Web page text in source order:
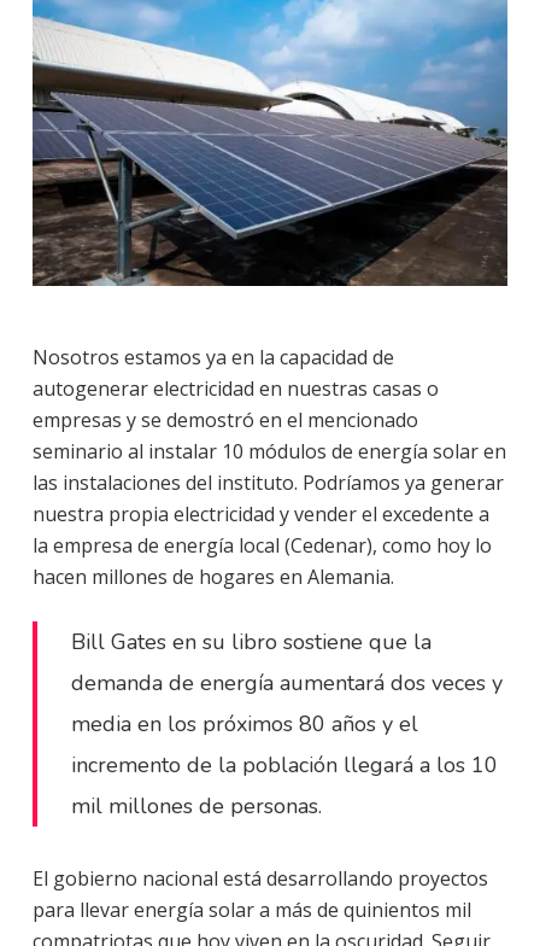
Nosotros estamos ya en la capacidad de
autogenerar electricidad en nuestras casas o
empresas y se demostró en el mencionado
seminario al instalar 10 módulos de energía solar en
las instalaciones del instituto. Podríamos ya generar
nuestra propia electricidad y vender el excedente a
la empresa de energía local (Cedenar), como hoy lo
hacen millones de hogares en Alemania.
Bill Gates en su libro sostiene que la
demanda de energía aumentará dos veces y
media en los próximos 80 años y el
incremento de la población llegará a los 10
mil millones de personas.
El gobierno nacional está desarrollando proyectos
para llevar energía solar a más de quinientos mil
compatriotas que hoy viven en la oscuridad. Seguir